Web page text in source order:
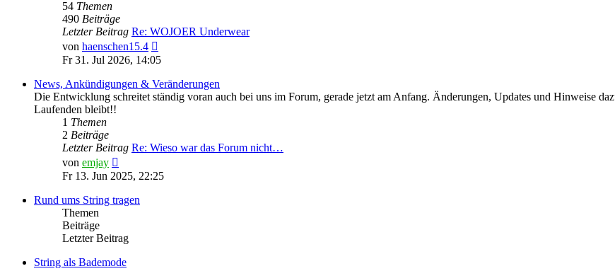
54 Themen
490 Beiträge
Letzter Beitrag Re: WOJOER Underwear
von haenschen15.4
Beitrag
Fr 31. Jul 2026, 14:05
News, Ankündigungen & Veränderungen
Die Entwicklung schreitet ständig voran auch bei uns im Forum, gerade jetzt am Anfang. Änderungen, Updates und Hinweise
Laufenden bleibt!!
1 Themen
2 Beiträge
Letzter Beitrag Re: Wieso war das Forum nicht…
von emjay
Beitrag
Fr 13. Jun 2025, 22:25
Rund ums String tragen
Themen
Beiträge
Letzter Beitrag
String als Bademode